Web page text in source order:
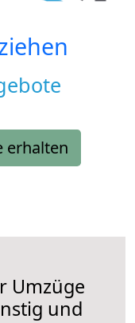
erhalten
Umzüge
und